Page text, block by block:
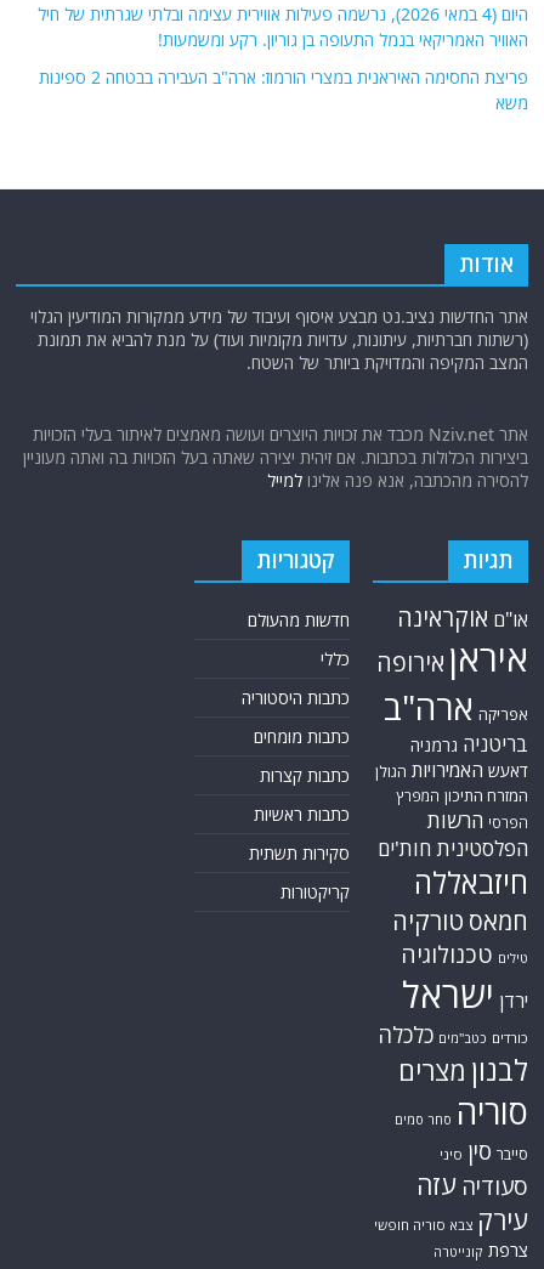
היום (4 במאי 2026), נרשמה פעילות אווירית עצימה ובלתי שגרתית של חיל
האוויר האמריקאי בנמל התעופה בן גוריון. רקע ומשמעות!
פריצת החסימה האיראנית במצרי הורמוז: ארה"ב העבירה בבטחה 2 ספינות
משא
אודות
אתר החדשות נציב.נט מבצע איסוף ועיבוד של מידע ממקורות המודיעין הגלוי
(רשתות חברתיות, עיתונות, עדויות מקומיות ועוד) על מנת להביא את תמונת
המצב המקיפה והמדויקת ביותר של השטח.
אתר Nziv.net מכבד את זכויות היוצרים ועושה מאמצים לאיתור בעלי הזכויות
ביצירות הכלולות בכתבות. אם זיהית יצירה שאתה בעל הזכויות בה ואתה מעוניין
להסירה מהכתבה, אנא פנה אלינולמייל
תגיות
או"ם אוקראינה
איראן אירופה
אפריקה ארה"ב
בריטניה גרמניה
דאעש האמירויות הגולן
המזרח התיכון המפרץ
הפרסי הרשות
הפלסטינית חות'ים
חיזבאללה
חמאס טורקיה
טילים טכנולוגיה
ירדן ישראל
כורדים כטב"מים כלכלה
לבנון מצרים
סוריה סחר סמים
סייבר סין סיני
סעודיה עזה
עירק צבא סוריה חופשי
צרפת קונייטרה
קטגוריות
חדשות מהעולם
כללי
כתבות היסטוריה
כתבות מומחים
כתבות קצרות
כתבות ראשיות
סקירות תשתית
קריקטורות